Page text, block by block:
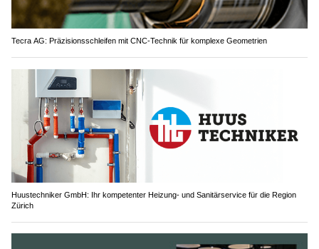
Tecra AG: Präzisionsschleifen mit CNC-Technik für komplexe Geometrien
Huustechniker GmbH: Ihr kompetenter Heizung- und Sanitärservice für die Region
Zürich